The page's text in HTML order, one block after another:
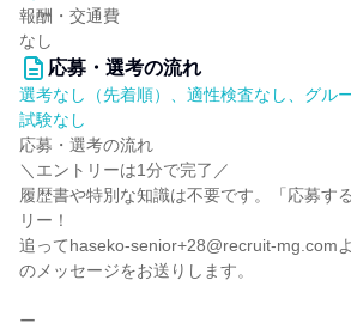
報酬・交通費
なし
応募・選考の流れ
選考なし（先着順）、適性検査なし、グル
試験なし
応募・選考の流れ
＼エントリーは1分で完了／
履歴書や特別な知識は不要です。「応募す
リー！
追ってhaseko-senior+28@recruit-mg.com
のメッセージをお送りします。